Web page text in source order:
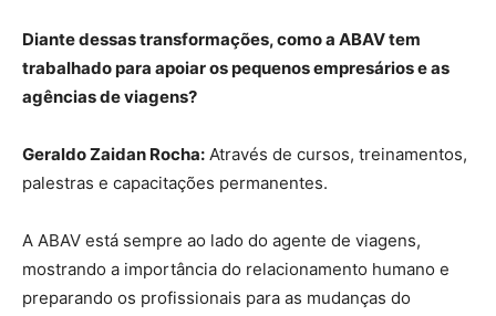
Diante dessas transformações, como a ABAV tem
trabalhado para apoiar os pequenos empresários e as
agências de viagens?
Geraldo Zaidan Rocha: Através de cursos, treinamentos,
palestras e capacitações permanentes.
A ABAV está sempre ao lado do agente de viagens,
mostrando a importância do relacionamento humano e
preparando os profissionais para as mudanças do